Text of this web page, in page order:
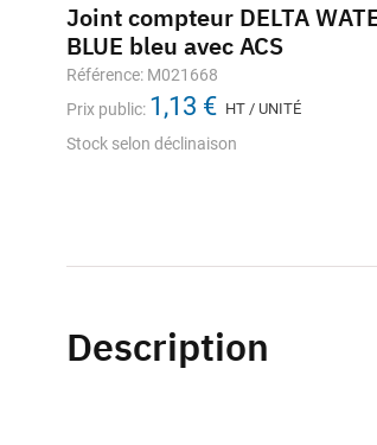
Joint compteur DELTA
BLUE bleu avec ACS
Référence: M021668
Prix public: 1,13 € HT / UNITÉ
Stock selon déclinaison
Description